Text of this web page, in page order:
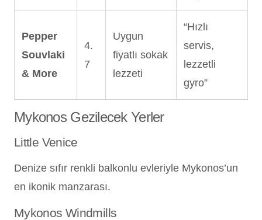
Pepper
Souvlaki
& More
4.
7
Uygun
fiyatlı sokak
lezzeti
“Hızlı
servis,
lezzetli
gyro”
Mykonos Gezilecek Yerler
Little Venice
Denize sıfır renkli balkonlu evleriyle Mykonos’un
en ikonik manzarası.
Mykonos Windmills